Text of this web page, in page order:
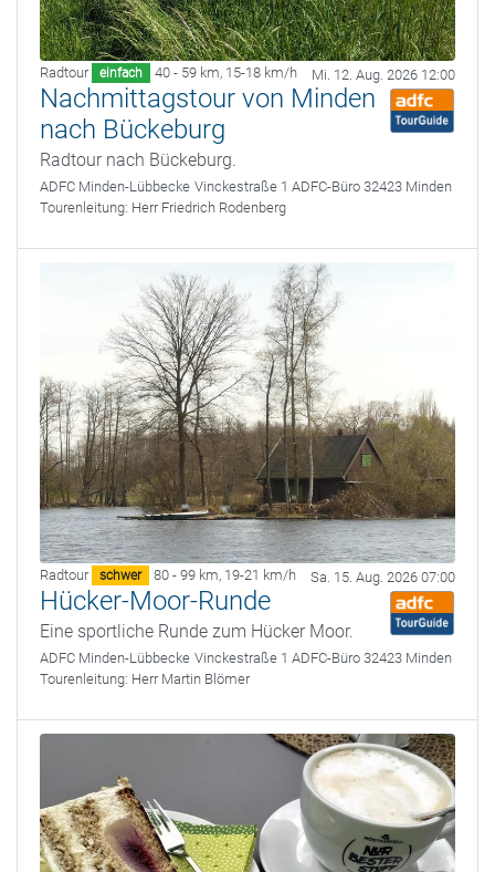
Radtour einfach 40 - 59 km, 15-18 km/h Mi. 12. Aug. 2026 12:00
Nachmittagstour von Minden
nach Bückeburg
Radtour nach Bückeburg.
ADFC Minden-Lübbecke Vinckestraße 1 ADFC-Büro 32423 Minden
Tourenleitung: Herr Friedrich Rodenberg
Radtour schwer 80 - 99 km, 19-21 km/h Sa. 15. Aug. 2026 07:00
Hücker-Moor-Runde
Eine sportliche Runde zum Hücker Moor.
ADFC Minden-Lübbecke Vinckestraße 1 ADFC-Büro 32423 Minden
Tourenleitung: Herr Martin Blömer